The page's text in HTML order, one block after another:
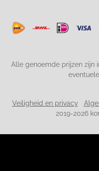
Alle genoemde prijzen zijn
Veiligheid en privacy
2019-2026